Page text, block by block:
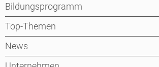
Bildungsprogramm
Top-Themen
News